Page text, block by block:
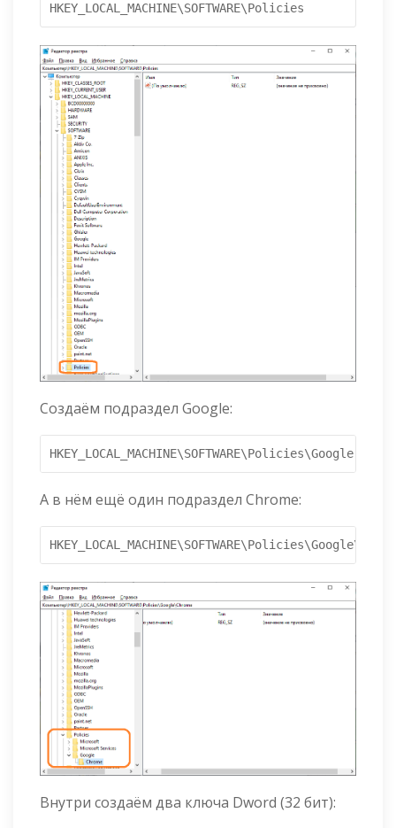
HKEY_LOCAL_MACHINE\SOFTWARE\Policies
Создаём подраздел Google:
HKEY_LOCAL_MACHINE\SOFTWARE\Policies\Google
А в нём ещё один подраздел Chrome:
Внутри создаём два ключа Dword (32 бит):